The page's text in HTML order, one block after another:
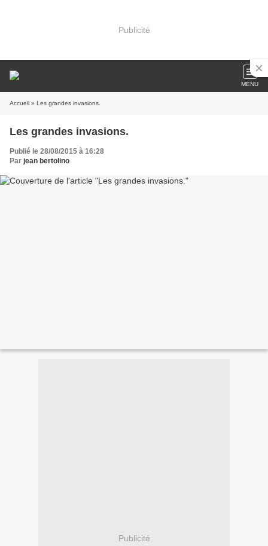
Publicité
MENU
Accueil » Les grandes invasions.
Les grandes invasions.
Publié le 28/08/2015 à 16:28
Par jean bertolino
Publicité